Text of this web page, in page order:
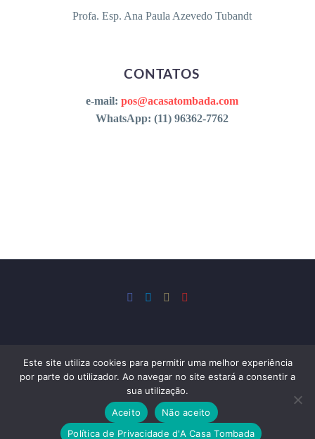
Profa. Esp. Ana Paula Azevedo Tubandt
CONTATOS
e-mail: pos@acasatombada.com
WhatsApp: (11) 96362-7762
WhatsApp:+5511963627762
e-mail: contato@acasatombada.com
A Casa Tombada - Todos os direitos reservados
Este site utiliza cookies para permitir uma melhor experiência
por parte do utilizador. Ao navegar no site estará a consentir a
sua utilização.
Aceito
Não aceito
Política de Privacidade d'A Casa Tombada